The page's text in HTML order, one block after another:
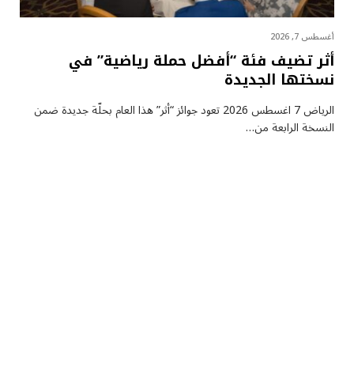
أغسطس 7, 2026
أثر تضيف فئة “أفضل حملة رياضية” في
نسختها الجديدة
الرياض 7 اغسطس 2026 تعود جوائز “أثر” هذا العام بحلّة جديدة ضمن
النسخة الرابعة من…